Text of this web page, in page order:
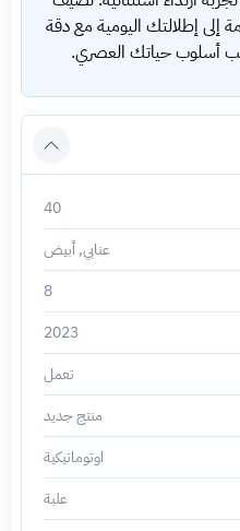
إلى إطلالتك اليومية مع دقة
أسلوب حياتك العصري.
40
عنابي, أبيض
8
2023
تعمل
منتج جديد
اوتوماتيكية
علبة